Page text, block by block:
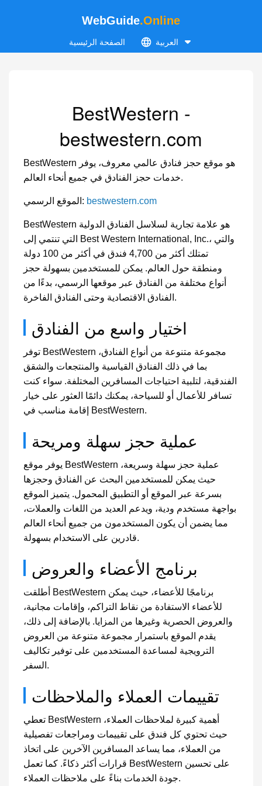
WebGuide.Online
الصفحة الرئيسية العربية
BestWestern -
bestwestern.com
BestWestern هو موقع حجز فنادق عالمي معروف، يوفر
خدمات حجز الفنادق في جميع أنحاء العالم.
الموقع الرسمي: bestwestern.com
BestWestern هو علامة تجارية لسلاسل الفنادق الدولية
التي تنتمي إلى Best Western International, Inc.، والتي
تمتلك أكثر من 4,700 فندق في أكثر من 100 دولة
ومنطقة حول العالم. يمكن للمستخدمين بسهولة حجز
أنواع مختلفة من الفنادق عبر موقعها الرسمي، بدءًا من
الفنادق الاقتصادية وحتى الفنادق الفاخرة.
اختيار واسع من الفنادق
توفر BestWestern مجموعة متنوعة من أنواع الفنادق،
بما في ذلك الفنادق القياسية والمنتجعات والشقق
الفندقية، لتلبية احتياجات المسافرين المختلفة. سواء كنت
تسافر للأعمال أو للسياحة، يمكنك دائمًا العثور على خيار
إقامة مناسب في BestWestern.
عملية حجز سهلة ومريحة
يوفر موقع BestWestern عملية حجز سهلة وسريعة،
حيث يمكن للمستخدمين البحث عن الفنادق وحجزها
بسرعة عبر الموقع أو التطبيق المحمول. يتميز الموقع
بواجهة مستخدم ودية، ويدعم العديد من اللغات والعملات،
مما يضمن أن يكون المستخدمون من جميع أنحاء العالم
قادرين على الاستخدام بسهولة.
برنامج الأعضاء والعروض
أطلقت BestWestern برنامجًا للأعضاء، حيث يمكن
للأعضاء الاستفادة من نقاط التراكم، وإقامات مجانية،
والعروض الحصرية وغيرها من المزايا. بالإضافة إلى ذلك،
يقدم الموقع باستمرار مجموعة متنوعة من العروض
الترويجية لمساعدة المستخدمين على توفير تكاليف
السفر.
تقييمات العملاء والملاحظات
تعطي BestWestern أهمية كبيرة لملاحظات العملاء،
حيث تحتوي كل فندق على تقييمات ومراجعات تفصيلية
من العملاء، مما يساعد المسافرين الآخرين على اتخاذ
قرارات أكثر ذكاءً. كما تعمل BestWestern على تحسين
جودة الخدمات بناءً على ملاحظات العملاء.